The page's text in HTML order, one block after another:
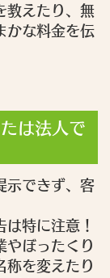
教えたり、無
かな料金を伝
は法人で
示できず、客
特に注意！
やぼったくり
称を変えたり